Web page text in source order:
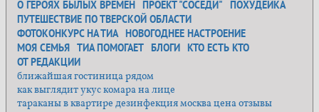
О ГЕРОЯХ БЫЛЫХ ВРЕМЕН
ПРОЕКТ "СОСЕДИ"
ПОХУДЕЙКА
ПУТЕШЕСТВИЕ ПО ТВЕРСКОЙ ОБЛАСТИ
ФОТОКОНКУРС НА ТИА
НОВОГОДНЕЕ НАСТРОЕНИЕ
МОЯ СЕМЬЯ
ТИА ПОМОГАЕТ БЛОГИ
КТО ЕСТЬ КТО
ОТ РЕДАКЦИИ
ближайшая гостиница рядом
как выглядит укус комара на лице
тараканы в квартире дезинфекция москва цена отзывы